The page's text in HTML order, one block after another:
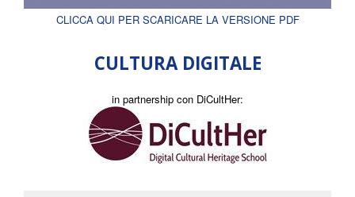
CLICCA QUI PER SCARICARE LA VERSIONE PDF
CULTURA DIGITALE
in partnership con DiCultHer: